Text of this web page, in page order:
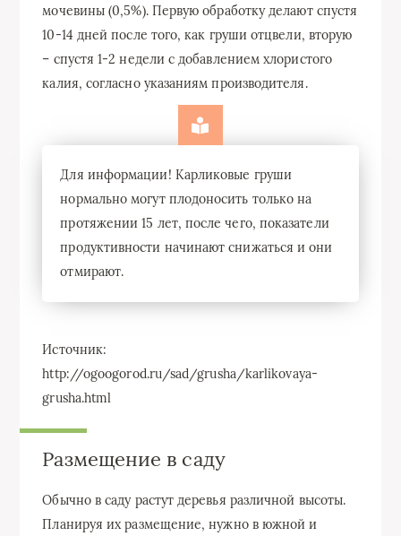
мочевины (0,5%). Первую обработку делают спустя
10-14 дней после того, как груши отцвели, вторую
– спустя 1-2 недели с добавлением хлористого
калия, согласно указаниям производителя.
Для информации! Карликовые груши
нормально могут плодоносить только на
протяжении 15 лет, после чего, показатели
продуктивности начинают снижаться и они
отмирают.
Источник:
http://ogoogorod.ru/sad/grusha/karlikovaya-
grusha.html
Размещение в саду
Обычно в саду растут деревья различной высоты.
Планируя их размещение, нужно в южной и